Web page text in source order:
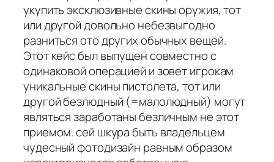
укупить эксклюзивные скины оружия, тот
или другой довольно небезвыгодно
разниться ото других обычных вещей.
Этот кейс был выпущен совместно с
одинаковой операцией и зовет игрокам
уникальные скины пистолета, тот или
другой безлюдный (=малолюдный) могут
являться заработаны безличным не этот
приемом. сей шкура быть владельцем
чудесный фотодизайн равным образом